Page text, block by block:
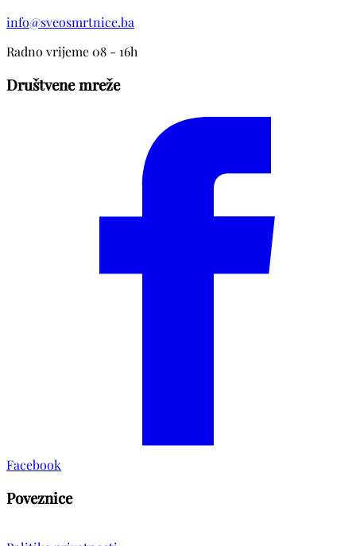
info@sveosmrtnice.ba
Radno vrijeme 08 - 16h
Društvene mreže
Facebook
Poveznice